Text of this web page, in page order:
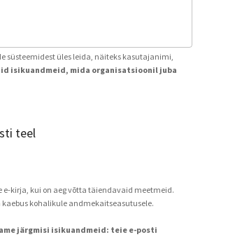
süsteemidest üles leida, näiteks kasutajanimi,
isikuandmeid, mida organisatsioonil juba
teel
e-kirja, kui on aeg võtta täiendavaid meetmeid.
kohalikule andmekaitseasutusele.
järgmisi isikuandmeid: teie e-posti